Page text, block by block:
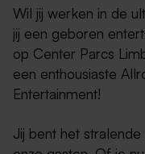
Wil jij werken in de
jij een geboren
op Center Parcs
een enthousiaste
Entertainment!
Jij bent het